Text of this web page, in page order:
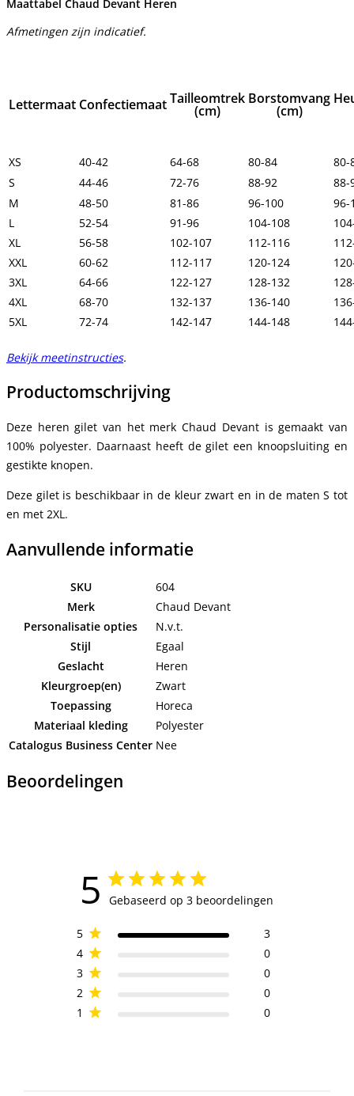
Maattabel Chaud Devant Heren
Afmetingen zijn indicatief.
Lettermaat ConfectiemaatTailleomtrek
(cm)
Borstomvang
(cm)
XS 40-42 64-68 80-84
80-
S
44-46 72-76 88-92
88-
M
48-50 81-86 96-100
96-
L
52-54 91-96 104-108
XL
56-58 102-107 112-116
XXL
60-62 112-117 120-124
3XL
64-66 122-127 128-132
4XL
68-70 132-137 136-140
5XL
72-74 142-147 144-148
Bekijk meetinstructies.
Productomschrijving
Deze heren gilet van het merk Chaud Devant is gemaakt van
100% polyester. Daarnaast heeft de gilet een knoopsluiting en
gestikte knopen.
Deze gilet is beschikbaar in de kleur zwart en in de maten S tot
en met 2XL.
Aanvullende informatie
SKU
604
Merk
Chaud Devant
Personalisatie opties
N.v.t.
Stijl
Egaal
Geslacht
Heren
Kleurgroep(en)
Zwart
Toepassing
Horeca
Materiaal kleding
Polyester
Catalogus Business Center Nee
Beoordelingen
5 Gebaseerd op 3 beoordelingen
5
3
4
0
3
0
2
0
1
0